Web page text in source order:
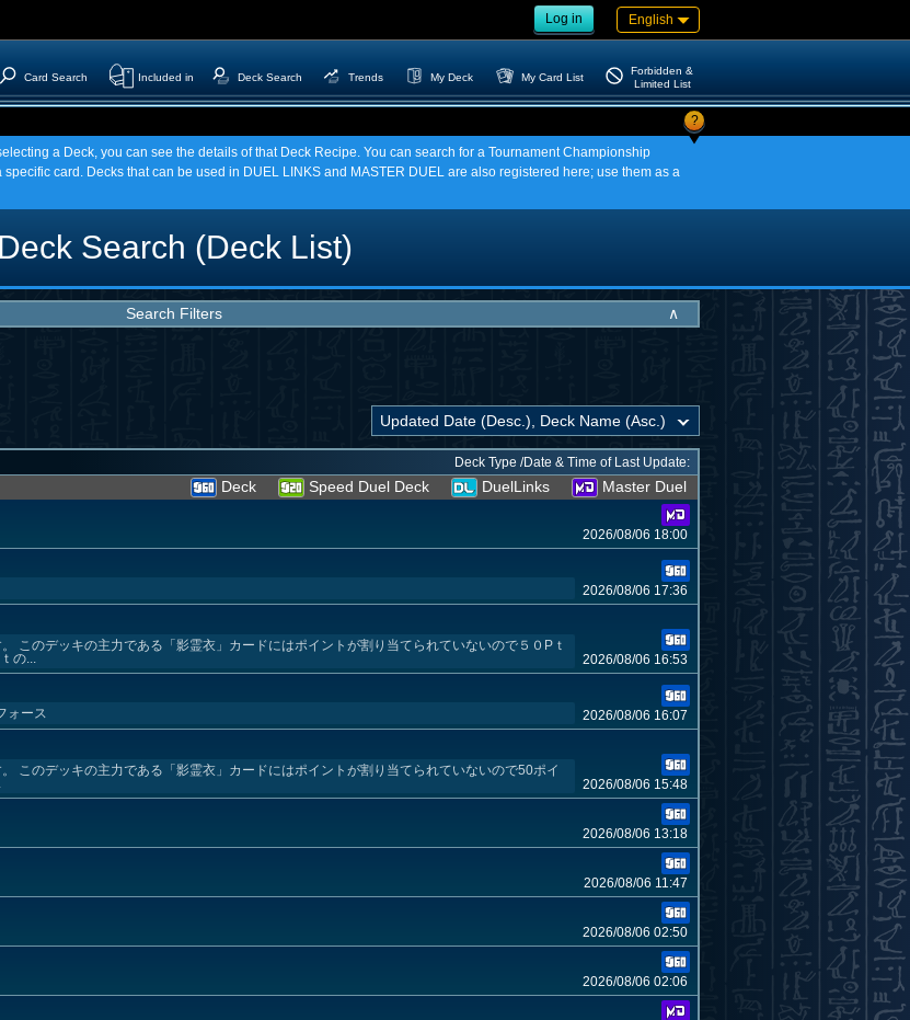
Log in English
Card Search Included in Deck Search Trends My Deck My Card List
Forbidden &
Limited List
?
a Deck, you can see the details of that Deck Recipe. You can search for a Tournament Championship
card. Decks that can be used in DUEL LINKS and MASTER DUEL are also registered here; use them as a
Deck Search (Deck List)
Search Filters ∧
Deck Type /Date & Time of Last Update:
Deck Speed Duel Deck DuelLinks
Master Duel
2026/08/06 18:00
2026/08/06 17:36
このデッキの主力である「影霊衣」カードにはポイントが割り当てられていないので５０Pｔ
の...
2026/08/06 16:53
ォース 2026/08/06 16:07
このデッキの主力である「影霊衣」カードにはポイントが割り当てられていないので50ポイ
2026/08/06 15:48
2026/08/06 13:18
2026/08/06 11:47
2026/08/06 02:50
2026/08/06 02:06